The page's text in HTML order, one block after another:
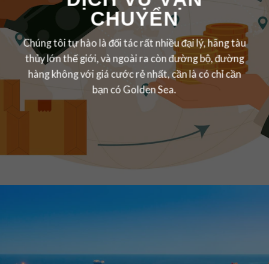
CHUYỂN
Chúng tôi tự hào là đối tác rất nhiều đại lý, hãng tàu
thủy lớn thế giới, và ngoài ra còn đường bộ, đường
hàng không với giá cước rẻ nhất, cần là có chỉ cần
bạn có Golden Sea.